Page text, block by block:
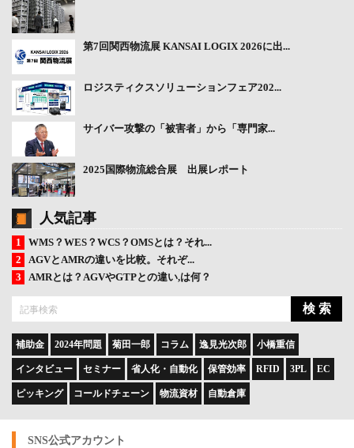
第7回関西物流展 KANSAI LOGIX 2026に出...
ロジスティクスソリューションフェア202...
サイバー攻撃の「被害者」から「専門家...
2025国際物流総合展 出展レポート
人気記事
WMS？WES？WCS？OMSとは？それ...
AGVとAMRの違いを比較。それぞ...
AMRとは？AGVやGTPとの違い,は何？
検 索
補助金 2024年問題 菊田一郎 コラム 逸見光次郎 小橋重信
インタビュー セミナー 省人化・自動化 保管効率 RFID 3PL EC
ピッキング コールドチェーン 物流資材 自動倉庫
SNS公式アカウント